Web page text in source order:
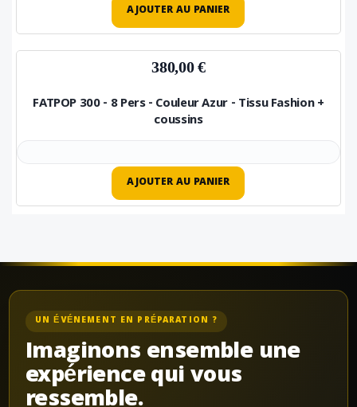
AJOUTER AU PANIER
380,00 €
FATPOP 300 - 8 Pers - Couleur Azur - Tissu Fashion +
coussins
AJOUTER AU PANIER
UN ÉVÉNEMENT EN PRÉPARATION ?
Imaginons ensemble une
expérience qui vous